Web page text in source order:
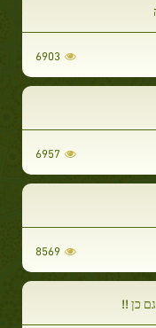
6903
6957
8569
כן !!